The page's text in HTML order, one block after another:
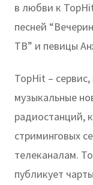
в любви к
песней
ТВ” и певицы
TopHit –
музыкальные
радиостанций,
стриминговых
телеканалам.
публикует